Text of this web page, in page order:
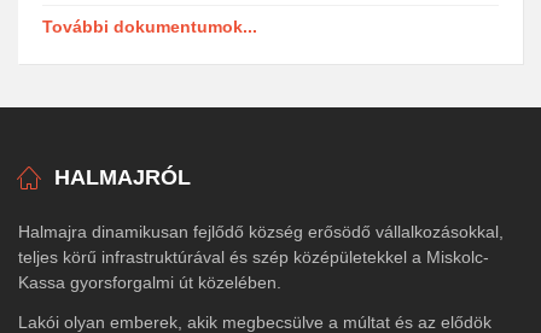
További dokumentumok...
HALMAJRÓL
Halmajra dinamikusan fejlődő község erősödő vállalkozásokkal,
teljes körű infrastruktúrával és szép középületekkel a Miskolc-
Kassa gyorsforgalmi út közelében.
Lakói olyan emberek, akik megbecsülve a múltat és az elődök